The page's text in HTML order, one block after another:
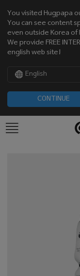
You visited Hugpapa
You can see content
even outside Korea of
We provide FREE
english web site!
English
CONTINUE